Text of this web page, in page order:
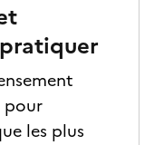
pour
les plus